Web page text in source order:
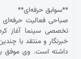
**سوابق حرفه‌ای**
تخصصی سینما آغاز
خبرنگار و منتقد با
داشته است. وی موفق